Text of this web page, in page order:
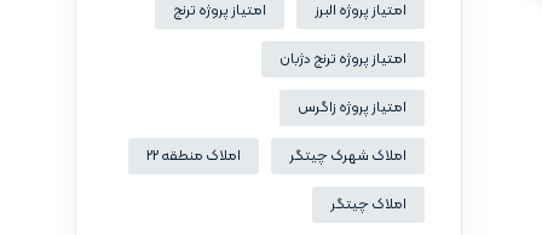
امتیاز پروژه البرز امتیاز پروژه ترنج
امتیاز پروژه ترنج دژبان
امتیاز پروژه زاگرس
املاک شهرک چیتگر املاک منطقه 22
املاک چیتگر